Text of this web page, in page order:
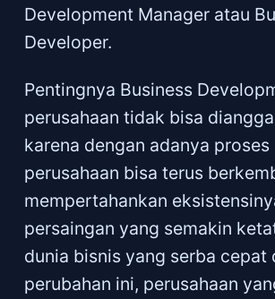
Development Manager atau
Developer.
Pentingnya Business
perusahaan tidak bisa
karena dengan adanya proses
perusahaan bisa terus
mempertahankan
persaingan yang semakin
dunia bisnis yang serba cepat
perubahan ini, perusahaan